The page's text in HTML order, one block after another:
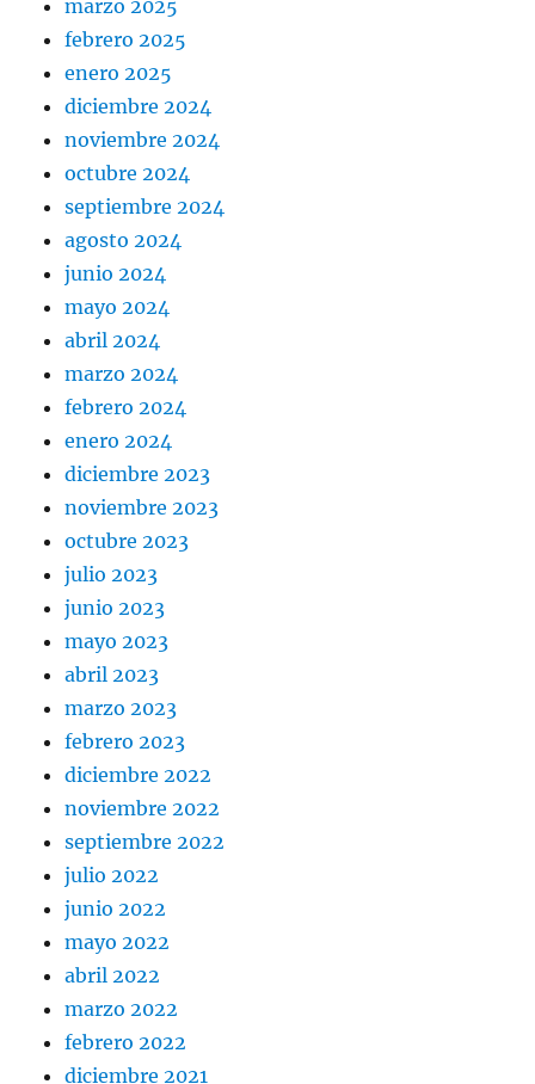
marzo 2025
febrero 2025
enero 2025
diciembre 2024
noviembre 2024
octubre 2024
septiembre 2024
agosto 2024
junio 2024
mayo 2024
abril 2024
marzo 2024
febrero 2024
enero 2024
diciembre 2023
noviembre 2023
octubre 2023
julio 2023
junio 2023
mayo 2023
abril 2023
marzo 2023
febrero 2023
diciembre 2022
noviembre 2022
septiembre 2022
julio 2022
junio 2022
mayo 2022
abril 2022
marzo 2022
febrero 2022
diciembre 2021